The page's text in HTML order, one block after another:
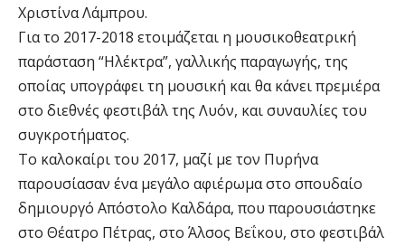
Χριστίνα Λάμπρου.
Για το 2017-2018 ετοιμάζεται η μουσικοθεατρική
παράσταση “Ηλέκτρα”, γαλλικής παραγωγής, της
οποίας υπογράφει τη μουσική και θα κάνει πρεμιέρα
στο διεθνές φεστιβάλ της Λυόν, και συναυλίες του
συγκροτήματος.
Το καλοκαίρι του 2017, μαζί με τον Πυρήνα
παρουσίασαν ένα μεγάλο αφιέρωμα στο σπουδαίο
δημιουργό Απόστολο Καλδάρα, που παρουσιάστηκε
στο Θέατρο Πέτρας, στο Άλσος Βεΐκου, στο φεστιβάλ